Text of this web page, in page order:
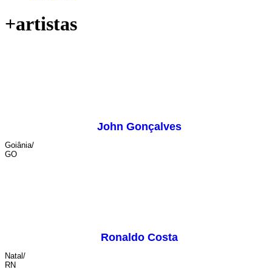
+artistas
John Gonçalves
Goiânia/
GO
Ronaldo Costa
Natal/
RN